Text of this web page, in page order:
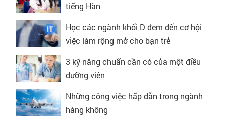
tiếng Hàn
Học các ngành khối D đem đến cơ hội
việc làm rộng mở cho bạn trẻ
3 kỹ năng chuẩn cần có của một điều
dưỡng viên
Những công việc hấp dẫn trong ngành
hàng không